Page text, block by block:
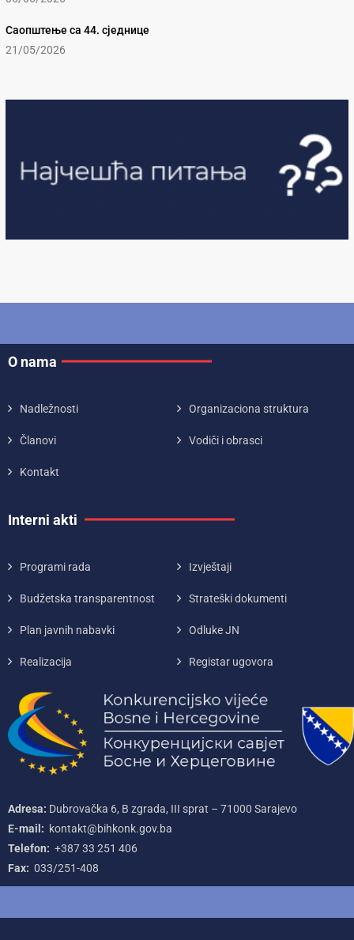
Саопштење са 44. сједнице
21/05/2026
O nama
Nadležnosti Organizaciona struktura
Članovi Vodiči i obrasci
Kontakt
Interni akti
Programi rada Izvještaji
Budžetska transparentnost Strateški dokumenti
Plan javnih nabavki Odluke JN
Realizacija Registar ugovora
Adresa: Dubrovačka 6, B zgrada, III sprat – 71000‌ Sarajevo
E-mail: kontakt@bihkonk.gov.ba
Telefon: +387‌ 33‌ 251‌ 406
Fax: 033/251-408